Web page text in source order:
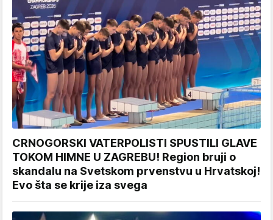
CRNOGORSKI VATERPOLISTI SPUSTILI GLAVE
TOKOM HIMNE U ZAGREBU! Region bruji o
skandalu na Svetskom prvenstvu u Hrvatskoj!
Evo šta se krije iza svega